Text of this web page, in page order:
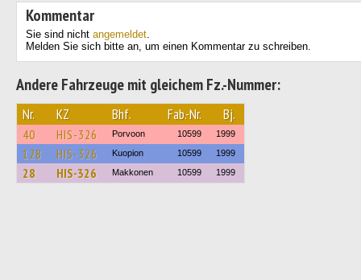
Kommentar
Sie sind nicht angemeldet.
Melden Sie sich bitte an, um einen Kommentar zu schreiben.
Andere Fahrzeuge mit gleichem Fz.-Nummer:
Nr. KZ Bhf. Fab.-Nr. Bj.
40 HIS-326 Porvoon 10599 1999
128 HIS-326 Kuopion 10599 1999
28 HIS-326 Makkonen 10599 1999